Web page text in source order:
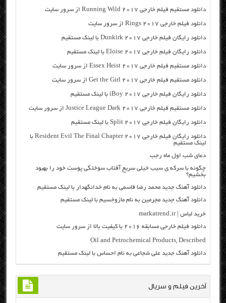
دانلود مستقیم فیلم خارجی Running Wild 2017 از سرور سایت
دانلود فیلم خارجی Rings 2017 از سرور سایت
دانلود رایگان فیلم خارجی Dunkirk 2017 با لینک مستقیم
دانلود رایگان فیلم خارجی Eloise 2017 با لینک مستقیم
دانلود مستقیم فیلم خارجی Essex Heist 2017 از سرور سایت
دانلود مستقیم فیلم خارجی Get the Girl 2017 از سرور سایت
دانلود رایگان فیلم خارجی iBoy 2017 با لینک مستقیم
دانلود مستقیم فیلم خارجی Justice League Dark 2017 از سرور سایت
دانلود رایگان فیلم خارجی Split 2017 با لینک مستقیم
دانلود رایگان فیلم خارجی Resident Evil The Final Chapter 2017 با
لینک مستقیم
دعای شب اول ماه رجب
چگونه با سرکه ی سیب خیلی سریع آفتاب سوختگی پوست خود را بهبود
بخشیم؟
دانلود آهنگ جدید محمد رضا قاسمی به نام خدانگهدار با لینک مستقیم
دانلود آهنگ جدید مجرمین به نام مازوخسیم با لینک مستقیم
خرید لباس | markatrend.ir
دانلود فیلم خارجی مسابقه ۲۰۱۶ با کیفیت بالا از سرور سایت
Oil and Petrochemical Products, Described
دانلود آهنگ جدید علی شجاعی به نام احساس با لینک مستقیم
آخرین فیلم و سریال